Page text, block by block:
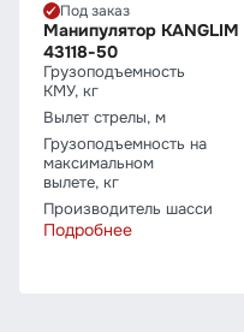
Под заказ
Манипулятор
43118-50
Грузо­подъемность
КМУ, кг
Вылет стрелы, м
Грузо­подъемность на
максимальном
вылете, кг
Производитель шасси
Подробнее